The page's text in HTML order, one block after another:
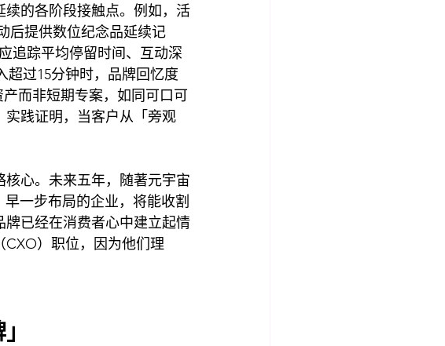
的各阶段接触点。例如，活
后提供数位纪念品延续记
追踪平均停留时间、互动深
超过15分钟时，品牌回忆度
而非短期专案，如同可口可
践证明，当客户从「旁观
心。未来五年，随著元宇宙
一步布局的企业，将能收割
已经在消费者心中建立起情
）职位，因为他们理